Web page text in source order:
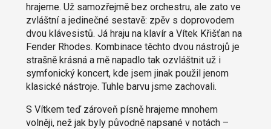
hrajeme. Už samozřejmě bez orchestru, ale zato ve
zvláštní a jedinečné sestavě: zpěv s doprovodem
dvou klávesistů. Já hraju na klavír a Vítek Křišťan na
Fender Rhodes. Kombinace těchto dvou nástrojů je
strašně krásná a mě napadlo tak ozvláštnit už i
symfonický koncert, kde jsem jinak použil jenom
klasické nástroje. Tuhle barvu jsme zachovali.
S Vítkem teď zároveň písně hrajeme mnohem
volněji, než jak byly původně napsané v notách –